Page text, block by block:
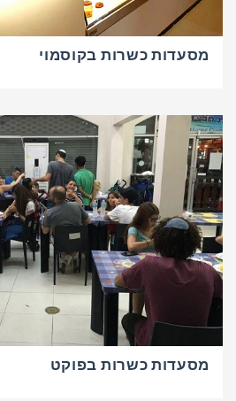
מסעדות כשרות בקוסמוי
מסעדות כשרות בפוקט